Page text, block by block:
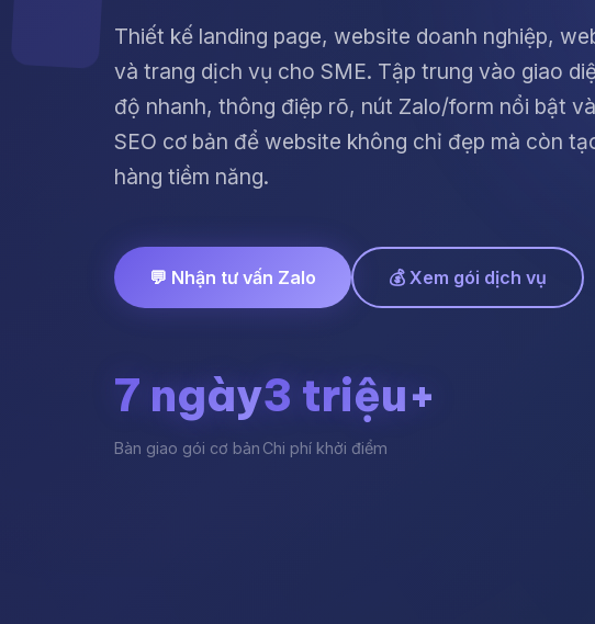
Thiết kế landing page, website doanh nghiệp,
và trang dịch vụ cho SME. Tập trung vào giao
độ nhanh, thông điệp rõ, nút Zalo/form nổi bật
SEO cơ bản để website không chỉ đẹp mà còn
hàng tiềm năng.
💬 Nhận tư vấn Zalo 💰 Xem gói dịch vụ
7 ngày
Bàn giao gói cơ bản
3 triệu+
Chi phí khởi điểm